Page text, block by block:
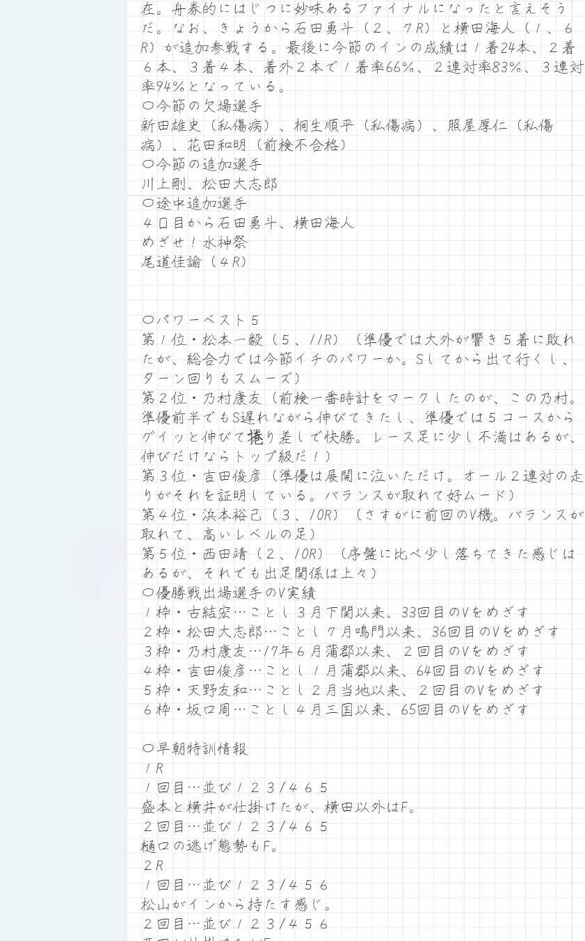
在。舟券的にはじつに妙味あるファイナルになったと言えそう
だ。なお、きょうから石田勇斗（２、７R）と横田海人（１、６
R）が追加参戦する。最後に今節のインの成績は１着24本、２着
６本、３着４本、着外２本で１着率66％、２連対率83％、３連対
率94％となっている。
〇今節の欠場選手
新田雄史（私傷病）、桐生順平（私傷病）、照屋厚仁（私傷
病）、花田和明（前検不合格）
〇今節の追加選手
川上剛、松田大志郎
〇途中追加選手
４日目から石田勇斗、横田海人
めざせ！水神祭
尾道佳諭（４R）
〇パワーベスト５
第１位・松本一毅（５、11R）（準優では大外が響き５着に敗れ
たが、総合力では今節イチのパワーか。Sしてから出て行くし、
ターン回りもスムーズ）
第２位・乃村康友（前検一番時計をマークしたのが、この乃村。
準優前半でもS遅れながら伸びてきたし、準優では５コースから
グイッと伸びて捲り差しで快勝。レース足に少し不満はあるが、
伸びだけならトップ級だ！）
第３位・吉田俊彦（準優は展開に泣いただけ。オール２連対の走
りがそれを証明している。バランスが取れて好ムード）
第４位・浜本裕己（３、10R）（さすがに前回のV機。バランスが
取れて、高いレベルの足）
第５位・西田靖（２、10R）（序盤に比べ少し落ちてきた感じは
あるが、それでも出足関係は上々）
〇優勝戦出場選手のV実績
１枠・古結宏…ことし３月下関以来、33回目のVをめざす
２枠・松田大志郎…ことし７月鳴門以来、36回目のVをめざす
３枠・乃村康友…17年６月蒲郡以来、２回目のVをめざす
４枠・吉田俊彦…ことし１月蒲郡以来、64回目のVをめざす
５枠・天野友和…ことし２月当地以来、２回目のVをめざす
６枠・坂口周…ことし４月三国以来、65回目のVをめざす
〇早朝特訓情報
１R
１回目…並び１２３/４６５
盛本と横井が仕掛けたが、横田以外はF。
２回目…並び１２３/４６５
樋口の逃げ態勢もF。
２R
１回目…並び１２３/４５６
松山がインから持たす感じ。
２回目…並び１２３/４５６